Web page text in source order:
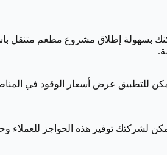
للتطبيق عرض أسعار الوقود في
لشركتك توفير هذه الحواجز للعملاء